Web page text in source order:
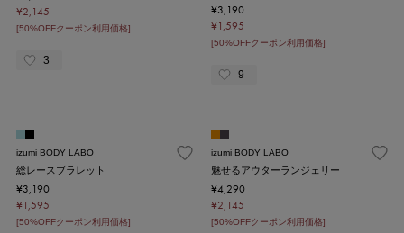
¥2,145
[50%OFFクーポン利用価格]
3
¥3,190
¥1,595
[50%OFFクーポン利用価格]
9
izumi BODY LABO
総レースブラレット
¥3,190
¥1,595
[50%OFFクーポン利用価格]
izumi BODY LABO
魅せるアウターランジェリー
¥4,290
¥2,145
[50%OFFクーポン利用価格]